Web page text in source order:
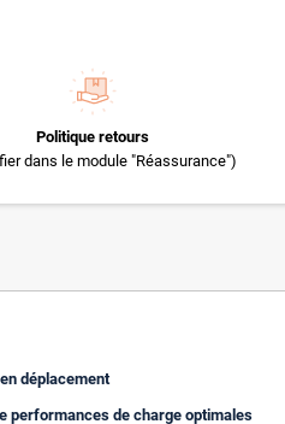
Politique retours
dans le module "Réassurance")
déplacement
performances de charge optimales